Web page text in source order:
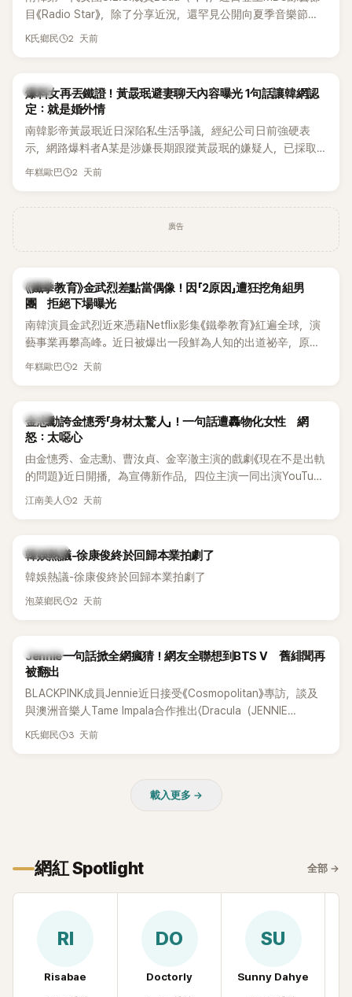
麼大，不知道才奇怪吧。」一來一往，氣氛反而更加輕鬆。 談到
當年情況，李智惠終於鬆口坦言，當時確實被質疑動過隆胸手
術。她回憶：「拍了比基尼照片之後，就開始被說是不是去隆乳
了。」為了澄清誤會，她只好親自站出來說清楚。 李智惠進一步
想，既然一直說我有做，那我乾脆把腋下給大家看，證明我根
本沒動過。」一句話說完，全場瞬間炸鍋，來賓又驚又笑。 事實
上，早在 2006 年，李智惠就為了證明自己沒有「隆乳」，真的
召開了一場泳裝記者招待會。當時她穿著比基尼站在一排攝影
這段為平息爭議、直接公開腋下畫面自證清白的往事再度被提
《脫掉鞋子恢單4Men》 中，親自公開那張當年引發話題的「腋下
比基尼照」，再次重提這段至今仍被粉絲視為黑歷史代表作的事
員身分出道，該團在 2000 年代初期紅極一時，由李智惠、徐
智英兩位女成員，以及張錫炫、Chris Kim 兩位男成員組成。不
過後來爆出長達四年的團內霸凌風波，甚至傳出徐智英母親對
李智惠言語辱罵、動手等爭議，最終團體於 2002 年解散。 團
體解散後，李智惠轉型 solo，靠著綜藝與歌唱實力持續活躍演
藝圈。據悉，她當年能加入 S#arp，也與 李尚敏 的賞識有關。
感情方面，李智惠於 2017 年與圈外男友結婚，婚後育有兩個
目，她經營的 YouTube 頻道也即將突破百萬訂閱，近年內容深
受網友喜愛，再度迎來事業第二春。
目《Radio Star》，除了分享近況，還罕見公開向夏季音樂節
Waterbomb喊話，笑稱自己至今從未受邀演出，更幽默表示：
K氏鄉民 2 天前
韓星
爆料女再丟鐵證！黃晸珉避妻聊天內容曝光 1句話讓韓網認
定：就是婚外情
南韓影帝黃晸珉近日深陷私生活爭議，經紀公司日前強硬表
示，網路爆料者A某是涉嫌長期跟蹤黃晸珉的嫌疑人，已採取
法律行動。不過，A某並未因此停止發聲，5日再度透過社群平
年糕歐巴 2 天前
廣告
韓星
《鐵拳教育》金武烈差點當偶像！因「2原因」遭狂挖角組男
團 拒絕下場曝光
南韓演員金武烈近來憑藉Netflix影集《鐵拳教育》紅遍全球，演
藝事業再攀高峰。近日被爆出一段鮮為人知的出道祕辛，原來
他當年差點不是以演員身分出道，而是成為男團偶像的一員。
年糕歐巴 2 天前
韓星
金志勳誇金憓秀「身材太驚人」！一句話遭轟物化女性 網
怒：太噁心
由金憓秀、金志勳、曹汝貞、金宰澈主演的戲劇《現在不是出軌
的問題》近日開播，為宣傳新作品，四位主演一同出演YouTube
節目，不料訪談中的一段發言卻意外掀起爭議。不少網友認
江南美人 2 天前
熱議討論
韓娛熱議-徐康俊終於回歸本業拍劇了
韓娛熱議-徐康俊終於回歸本業拍劇了
泡菜鄉民 2 天前
K-POP
Jennie一句話掀全網瘋猜！網友全聯想到BTS V 舊緋聞再
被翻出
BLACKPINK成員Jennie近日接受《Cosmopolitan》專訪，談及
與澳洲音樂人Tame Impala合作推出〈Dracula（JENNIE
Remix）〉的幕後故事，沒想到她一句關於「共同朋友」的回答，
K氏鄉民 3 天前
載入更多 →
網紅 Spotlight 全部 →
RI
Risabae
DO
Doctorly
SU
Sunny Dahye